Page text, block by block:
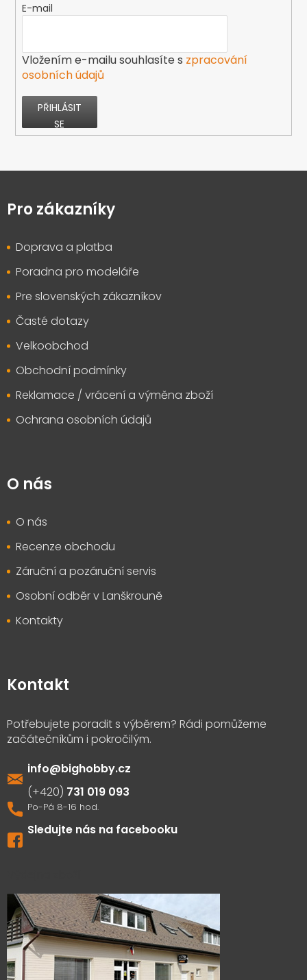
E-mail
Vložením e-mailu souhlasíte s zpracování
osobních údajů
PŘIHLÁSIT
SE
pPro zákazníky
Doprava a platba
Poradna pro modeláře
Pre slovenských zákazníkov
Časté dotazy
Velkoobchod
Obchodní podmínky
Reklamace / vrácení a výměna zboží
Ochrana osobních údajů
O nás
O nás
Recenze obchodu
Záruční a pozáruční servis
Osobní odběr v Lanškrouně
Kontakty
Kontakt
info@bighobby.cz
731 019 093
Sledujte nás na facebooku